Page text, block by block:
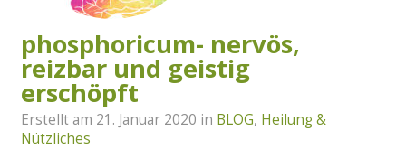
phosphoricum- nervös,
reizbar und geistig
erschöpft
Erstellt am 21. Januar 2020 in BLOG, Heilung &
Nützliches